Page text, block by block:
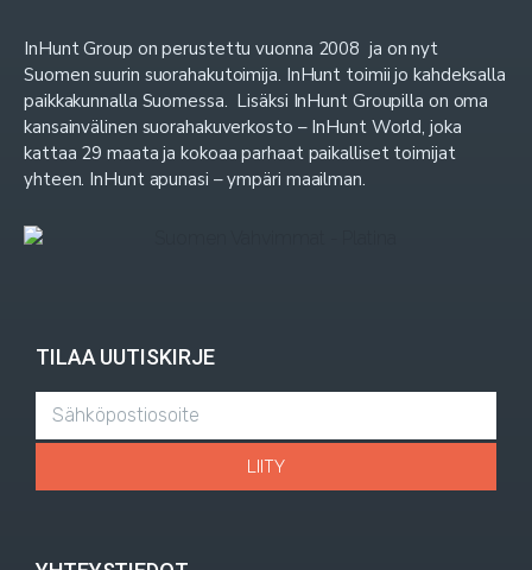
InHunt Group on perustettu vuonna 2008 ja on nyt
Suomen suurin suorahakutoimija. InHunt toimii jo kahdeksalla
paikkakunnalla Suomessa. Lisäksi InHunt Groupilla on oma
kansainvälinen suorahakuverkosto – InHunt World, joka
kattaa 29 maata ja kokoaa parhaat paikalliset toimijat
yhteen. InHunt apunasi – ympäri maailman.
TILAA UUTISKIRJE
LIITY